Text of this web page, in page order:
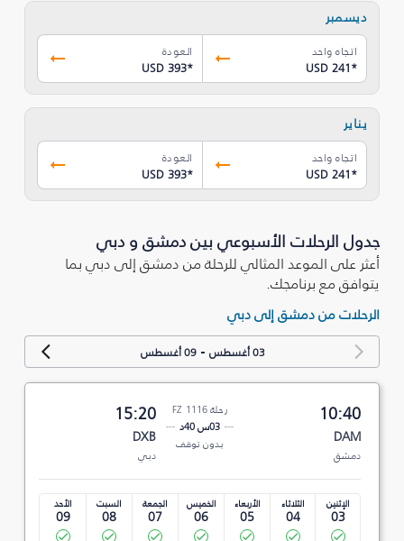
ديسمبر
اتجاه واحد
USD 241*
العودة
USD 393*
يناير
اتجاه واحد
USD 241*
العودة
USD 393*
جدول الرحلات الأسبوعي بين دمشق و دبي
أعثر على الموعد المثالي للرحلة من دمشق إلى دبي بما
يتوافق مع برنامجك.
الرحلات من دمشق إلى دبي
03 أغسطس -09 أغسطس
10:40
DAM
دمشق
رحلة FZ 1116
03س 40د
بدون توقف
15:20
DXB
دبي
الإثنين
03
الثلاثاء
04
الأربعاء
05
الخميس
06
الجمعة
07
السبت
08
الأحد
09